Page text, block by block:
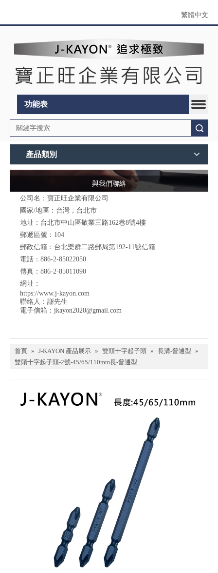
繁體中文
功能表
產品類別
與我們聯絡
公司名：寶正旺企業有限公司
國家/地區：台灣，台北市
地址：台北市中山區敬業三路162巷8號4樓
郵遞區號：104
郵政信箱：台北樂群二路郵局第192-11號信箱
電話：886-2-85022050
傳真：886-2-85011090
網址：
https://www.j-kayon.com
聯絡人：謝先生
電子信箱： jkayon2020@gmail.com
首頁 » J-KAYON 產品展示 » 雙頭十字起子頭 » 長溝-普通型 »
雙頭十字起子頭-2號-45/65/110mm長-普通型